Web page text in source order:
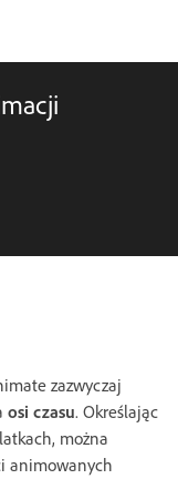
zazwyczaj
osi czasu. Określając
można
animowanych